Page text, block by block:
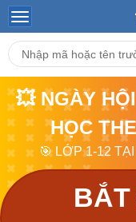
💥 NGÀY
HỌC
🎯 LỚP 1-12